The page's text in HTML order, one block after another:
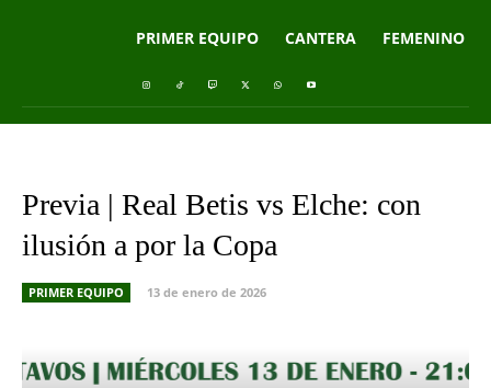
PRIMER EQUIPO CANTERA FEMENINO
Previa | Real Betis vs Elche: con
ilusión a por la Copa
PRIMER EQUIPO 13 de enero de 2026